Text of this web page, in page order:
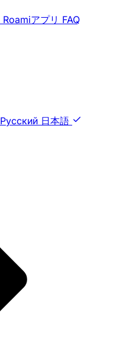
Roamiアプリ FAQ
Русский 日本語